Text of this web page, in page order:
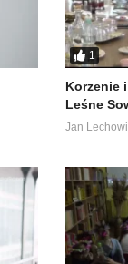
1
Korzenie
Leśne
Jan